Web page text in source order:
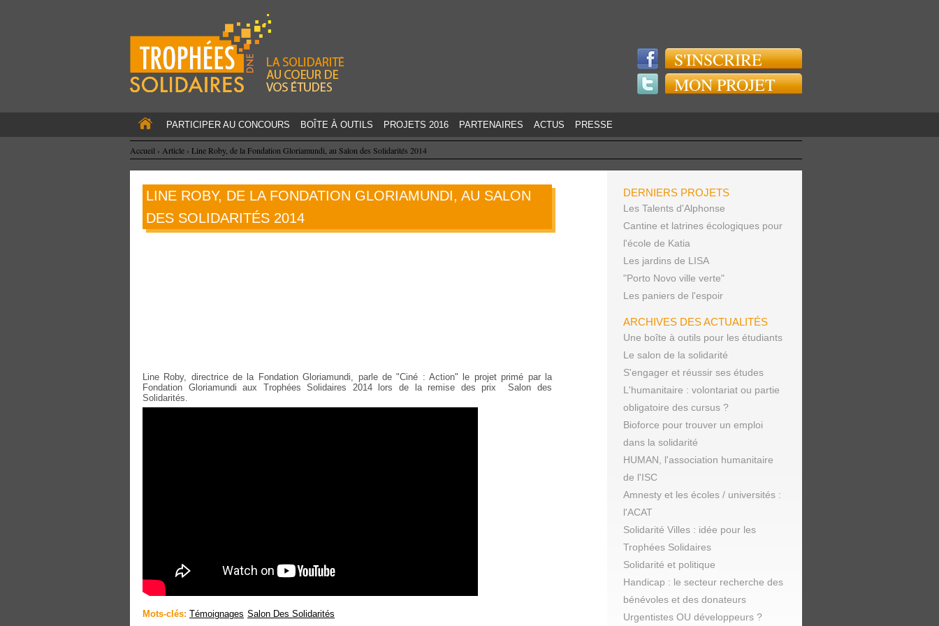
S'INSCRIRE
MON PROJET
PARTICIPER AU CONCOURS BOÎTE À OUTILS PROJETS 2016 PARTENAIRES ACTUS PRESSE
Accueil › Article › Line Roby, de la Fondation Gloriamundi, au Salon des Solidarités 2014
LINE ROBY, DE LA FONDATION GLORIAMUNDI, AU SALON
DES SOLIDARITÉS 2014
Line Roby, directrice de la Fondation Gloriamundi, parle de "Ciné : Action" le projet primé par la
Fondation Gloriamundi aux Trophées Solidaires 2014 lors de la remise des prix Salon des
Solidarités.
Mots-clés: Témoignages Salon Des Solidarités
DERNIERS PROJETS
Les Talents d'Alphonse
Cantine et latrines écologiques pour
l'école de Katia
Les jardins de LISA
"Porto Novo ville verte"
Les paniers de l'espoir
ARCHIVES DES ACTUALITÉS
Une boîte à outils pour les étudiants
Le salon de la solidarité
S'engager et réussir ses études
L'humanitaire : volontariat ou partie
obligatoire des cursus ?
Bioforce pour trouver un emploi
dans la solidarité
HUMAN, l'association humanitaire
de l'ISC
Amnesty et les écoles / universités :
l'ACAT
Solidarité Villes : idée pour les
Trophées Solidaires
Solidarité et politique
Handicap : le secteur recherche des
bénévoles et des donateurs
Urgentistes OU développeurs ?